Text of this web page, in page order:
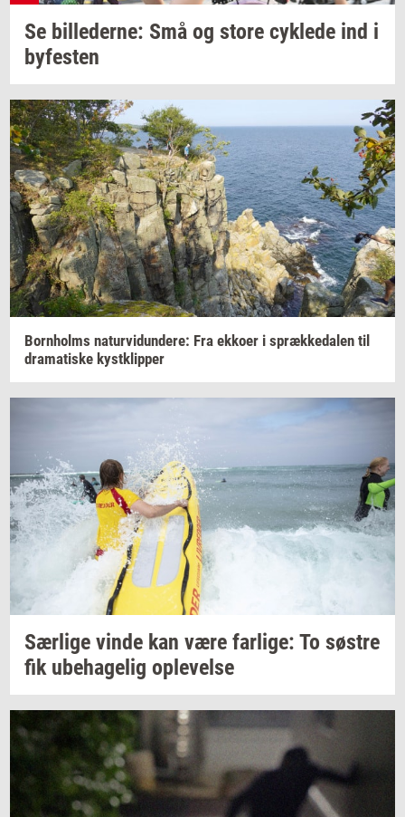
Se bil­le­der­ne: Små og store cyk­le­de ind i
by­fe­sten
Born­holms na­tur­vi­dun­de­re: Fra ek­ko­er i spræk­ke­da­len til
dra­ma­ti­ske kyst­klip­per
Sær­li­ge vinde kan være far­li­ge: To sø­stre
fik ube­ha­ge­lig op­le­vel­se